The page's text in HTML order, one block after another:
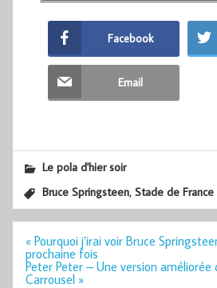
Facebook
Email
Le pola d'hier soir
Bruce Springsteen,Stade de France
Navigation
de
l’article
« Pourquoi j’irai voir Bruce
prochaine fois
Peter Peter – Une version
Carrousel »